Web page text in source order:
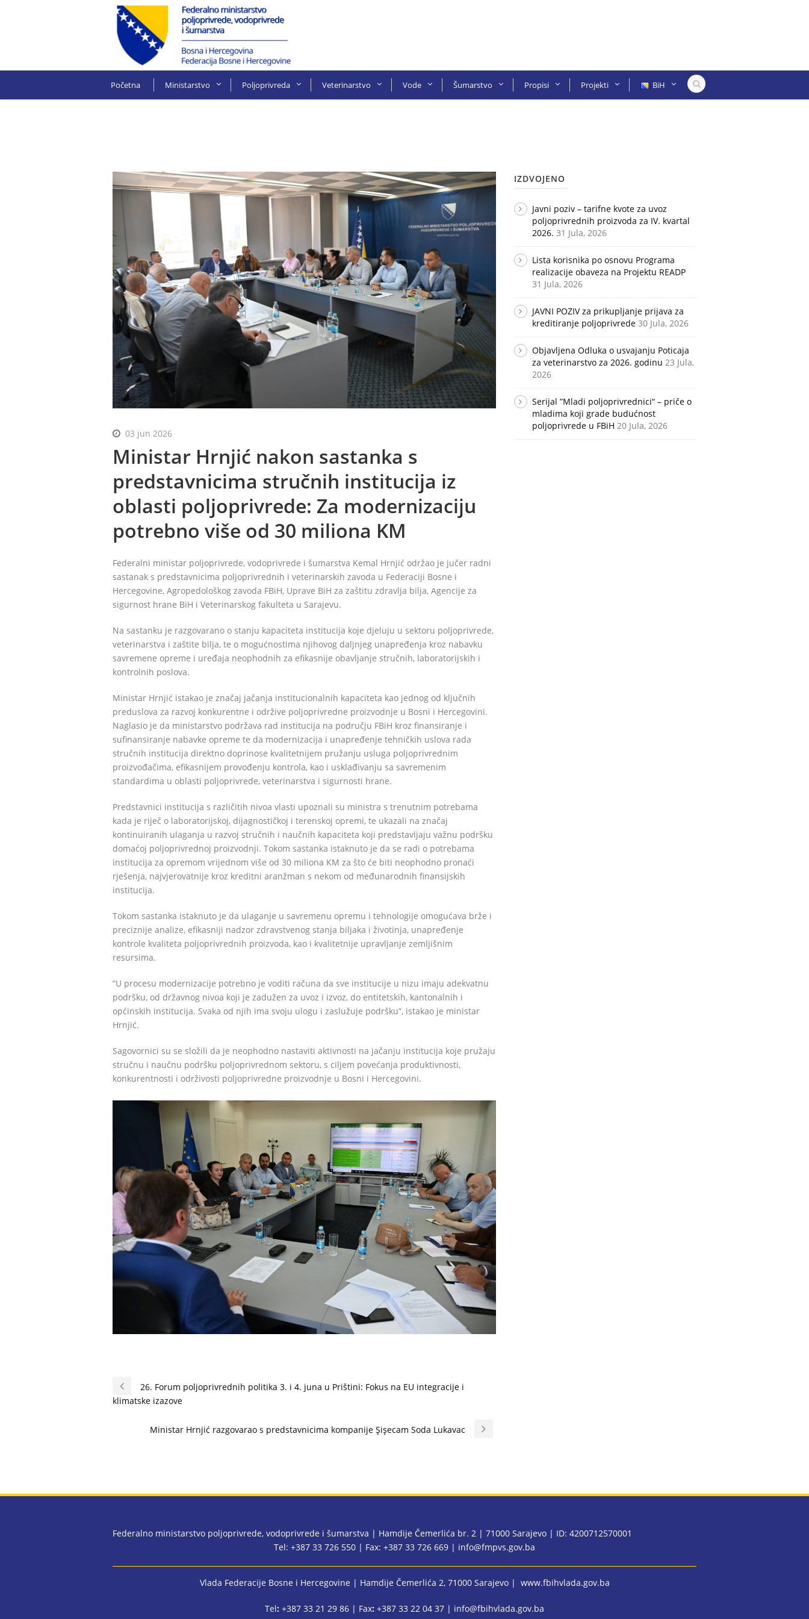
Početna Ministarstvo Poljoprivreda Veterinarstvo Vode Šumarstvo Propisi Projekti BiH
03 jun 2026
Ministar Hrnjić nakon sastanka s
predstavnicima stručnih institucija iz
oblasti poljoprivrede: Za modernizaciju
potrebno više od 30 miliona KM
Federalni ministar poljoprivrede, vodoprivrede i šumarstva Kemal Hrnjić održao je jučer radni
sastanak s predstavnicima poljoprivrednih i veterinarskih zavoda u Federaciji Bosne i
Hercegovine, Agropedološkog zavoda FBiH, Uprave BiH za zaštitu zdravlja bilja, Agencije za
sigurnost hrane BiH i Veterinarskog fakulteta u Sarajevu.
Na sastanku je razgovarano o stanju kapaciteta institucija koje djeluju u sektoru poljoprivrede,
veterinarstva i zaštite bilja, te o mogućnostima njihovog daljnjeg unapređenja kroz nabavku
savremene opreme i uređaja neophodnih za efikasnije obavljanje stručnih, laboratorijskih i
kontrolnih poslova.
Ministar Hrnjić istakao je značaj jačanja institucionalnih kapaciteta kao jednog od ključnih
preduslova za razvoj konkurentne i održive poljoprivredne proizvodnje u Bosni i Hercegovini.
Naglasio je da ministarstvo podržava rad institucija na području FBiH kroz finansiranje i
sufinansiranje nabavke opreme te da modernizacija i unapređenje tehničkih uslova rada
stručnih institucija direktno doprinose kvalitetnijem pružanju usluga poljoprivrednim
proizvođačima, efikasnijem provođenju kontrola, kao i usklađivanju sa savremenim
standardima u oblasti poljoprivrede, veterinarstva i sigurnosti hrane.
Predstavnici institucija s različitih nivoa vlasti upoznali su ministra s trenutnim potrebama
kada je riječ o laboratorijskoj, dijagnostičkoj i terenskoj opremi, te ukazali na značaj
kontinuiranih ulaganja u razvoj stručnih i naučnih kapaciteta koji predstavljaju važnu podršku
domaćoj poljoprivrednoj proizvodnji. Tokom sastanka istaknuto je da se radi o potrebama
institucija za opremom vrijednom više od 30 miliona KM za što će biti neophodno pronaći
rješenja, najvjerovatnije kroz kreditni aranžman s nekom od međunarodnih finansijskih
institucija.
Tokom sastanka istaknuto je da ulaganje u savremenu opremu i tehnologije omogućava brže i
preciznije analize, efikasniji nadzor zdravstvenog stanja biljaka i životinja, unapređenje
kontrole kvaliteta poljoprivrednih proizvoda, kao i kvalitetnije upravljanje zemljišnim
resursima.
“U procesu modernizacije potrebno je voditi računa da sve institucije u nizu imaju adekvatnu
podršku, od državnog nivoa koji je zadužen za uvoz i izvoz, do entitetskih, kantonalnih i
općinskih institucija. Svaka od njih ima svoju ulogu i zaslužuje podršku”, istakao je ministar
Hrnjić.
Sagovornici su se složili da je neophodno nastaviti aktivnosti na jačanju institucija koje pružaju
stručnu i naučnu podršku poljoprivrednom sektoru, s ciljem povećanja produktivnosti,
konkurentnosti i održivosti poljoprivredne proizvodnje u Bosni i Hercegovini.
26. Forum poljoprivrednih politika 3. i 4. juna u Prištini: Fokus na EU integracije i
klimatske izazove
Ministar Hrnjić razgovarao s predstavnicima kompanije Şişecam Soda Lukavac
IZDVOJENO
Javni poziv – tarifne kvote za uvoz
poljoprivrednih proizvoda za IV. kvartal
2026. 31 Jula, 2026
Lista korisnika po osnovu Programa
realizacije obaveza na Projektu READP
31 Jula, 2026
JAVNI POZIV za prikupljanje prijava za
kreditiranje poljoprivrede 30 Jula, 2026
Objavljena Odluka o usvajanju Poticaja
za veterinarstvo za 2026. godinu 23 Jula,
2026
Serijal ”Mladi poljoprivrednici“ – priče o
mladima koji grade budućnost
poljoprivrede u FBiH 20 Jula, 2026
Federalno ministarstvo poljoprivrede, vodoprivrede i šumarstva | Hamdije Čemerlića br. 2 | 71000 Sarajevo | ID: 4200712570001
Tel: +387 33 726 550 | Fax: +387 33 726 669 | info@fmpvs.gov.ba
Vlada Federacije Bosne i Hercegovine | Hamdije Čemerlića 2, 71000 Sarajevo | www.fbihvlada.gov.ba
Tel: +387 33 21 29 86 | Fax: +387 33 22 04 37 | info@fbihvlada.gov.ba